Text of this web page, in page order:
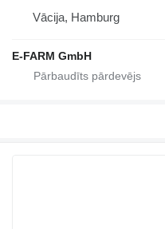
Vācija, Hamburg
E-FARM GmbH